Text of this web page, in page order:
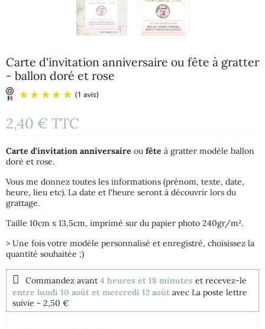
Carte d'invitation anniversaire ou fête à gratter
- ballon doré et rose
2,40 € TTC
Carte d'invitation anniversaire ou fête à gratter modèle ballon
doré et rose.
Vous me donnez toutes les informations (prénom, texte, date,
heure, lieu etc). La date et l'heure seront à découvrir lors du
grattage.
Taille 10cm x 13,5cm, imprimé sur du papier photo 240gr/m².
> Une fois votre modèle personnalisé et enregistré, choisissez la
quantité souhaitée ;)
Commandez avant 4 heures et 18 minutes et recevez-le
entre lundi 10 août et mercredi 12 août avec La poste lettre
suivie - 2,50 €